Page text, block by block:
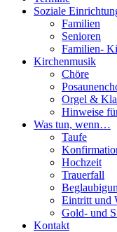
Soziale
Familien
Senioren
Familien-
Kirchenmusik
Chöre
Orgel &
Hinweise
Was tun, wenn…
Taufe
Hochzeit
Trauerfall
Eintritt und
Gold- und
Kontakt